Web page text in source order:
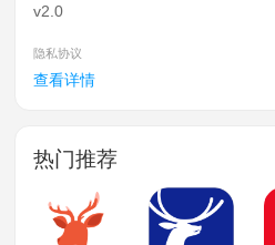
v2.0
隐私协议
查看详情
热门推荐